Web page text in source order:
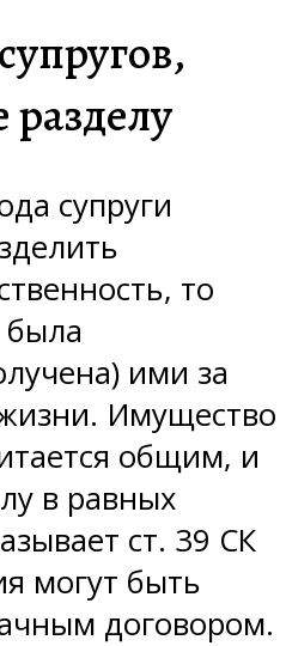
супруги
то
была
ими за
Имущество
общим, и
в равных
ст. 39 СК
могут быть
договором.